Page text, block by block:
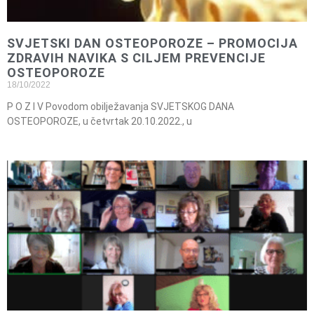
SVJETSKI DAN OSTEOPOROZE – PROMOCIJA
ZDRAVIH NAVIKA S CILJEM PREVENCIJE
OSTEOPOROZE
18/10/2022
P O Z I V Povodom obilježavanja SVJETSKOG DANA
OSTEOPOROZE, u četvrtak 20.10.2022., u